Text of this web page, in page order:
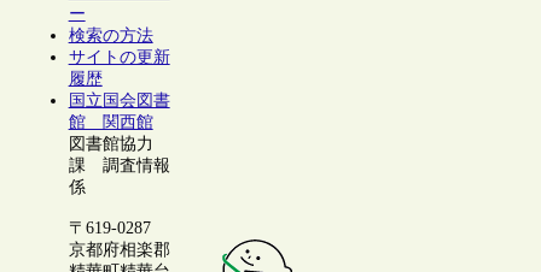
ー
検索の方法
サイトの更新
履歴
国立国会図書
館 関西館
図書館協力
課 調査情報
係
〒619-0287
京都府相楽郡